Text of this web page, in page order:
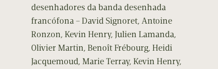
desenhadores da banda desenhada
francófona – David Signoret, Antoine
Ronzon, Kevin Henry, Julien Lamanda,
Olivier Martin, Benoît Frébourg, Heidi
Jacquemoud, Marie Terray, Kevin Henry,